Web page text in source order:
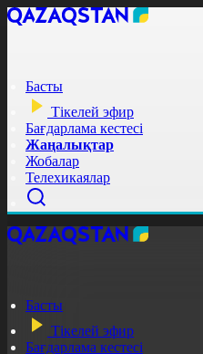
Басты
Тікелей эфир
Бағдарлама кестесі
Жаңалықтар
Жобалар
Телехикаялар
Басты
Тікелей эфир
Бағдарлама кестесі